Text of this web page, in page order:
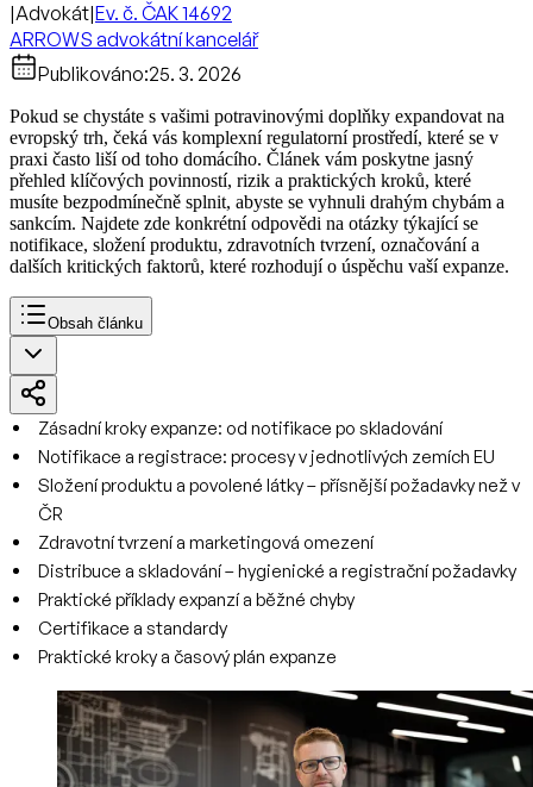
|Advokát|Ev. č. ČAK 14692
ARROWS advokátní kancelář
Publikováno:25. 3. 2026
Pokud se chystáte s vašimi potravinovými doplňky expandovat na
evropský trh, čeká vás komplexní regulatorní prostředí, které se v
praxi často liší od toho domácího. Článek vám poskytne jasný
přehled klíčových povinností, rizik a praktických kroků, které
musíte bezpodmínečně splnit, abyste se vyhnuli drahým chybám a
sankcím. Najdete zde konkrétní odpovědi na otázky týkající se
notifikace, složení produktu, zdravotních tvrzení, označování a
dalších kritických faktorů, které rozhodují o úspěchu vaší expanze.
Obsah článku
Zásadní kroky expanze: od notifikace po skladování
Notifikace a registrace: procesy v jednotlivých zemích EU
Složení produktu a povolené látky – přísnější požadavky než v
ČR
Zdravotní tvrzení a marketingová omezení
Distribuce a skladování – hygienické a registrační požadavky
Praktické příklady expanzí a běžné chyby
Certifikace a standardy
Praktické kroky a časový plán expanze